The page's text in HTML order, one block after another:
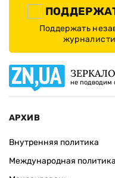
Поддержать
не подводим
АРХИВ
Внутренняя политика
Международная политика